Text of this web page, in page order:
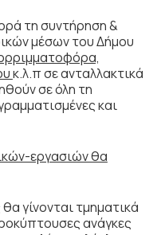
τη συντήρηση &
μέσων του Δήμου
κ.λ.π σε ανταλλακτικά
σε όλη τη
και
εργασιών θα
γίνονται τμηματικά
ανάγκες